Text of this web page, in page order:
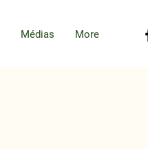
Médias More